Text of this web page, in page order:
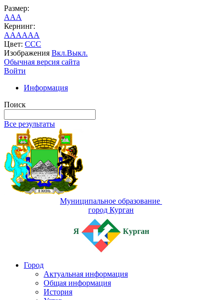
Размер:
AAA
Кернинг:
AAAAAA
Цвет: CCC
Изображения Вкл.Выкл.
Обычная версия сайта
Войти
Информация
Поиск
Все результаты
Муниципальное образование
город Курган
Я Курган
Город
Актуальная информация
Общая информация
История